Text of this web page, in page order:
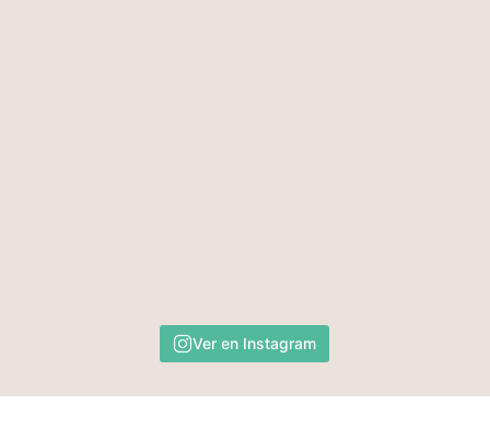
Ver en Instagram